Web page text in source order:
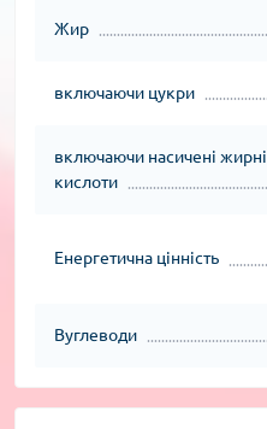
Жир
включаючи цукри
включаючи насичені жирні
кислоти
Енергетична цінність
Вуглеводи